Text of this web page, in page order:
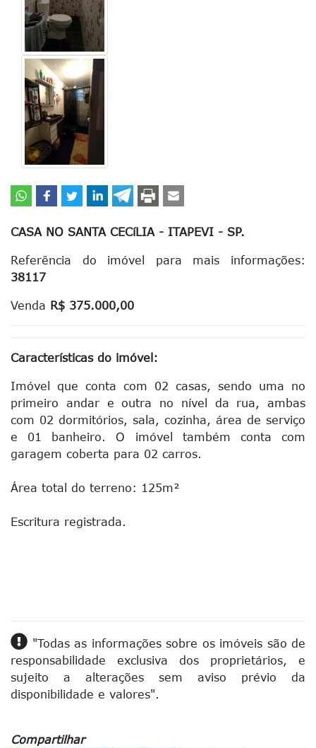
CASA NO SANTA CECíLIA - ITAPEVI - SP.
Referência do imóvel para mais informações:
38117
Venda R$ 375.000,00
Características do imóvel:
Imóvel que conta com 02 casas, sendo uma no
primeiro andar e outra no nível da rua, ambas
com 02 dormitórios, sala, cozinha, área de serviço
e 01 banheiro. O imóvel também conta com
garagem coberta para 02 carros.
Área total do terreno: 125m²
Escritura registrada.
"Todas as informações sobre os imóveis são de
responsabilidade exclusiva dos proprietários, e
sujeito a alterações sem aviso prévio da
disponibilidade e valores".
Compartilhar